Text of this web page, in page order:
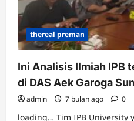
thereal preman
Ini Analisis Ilmiah IPB
di DAS Aek Garoga
admin 7 bulan ago 0
loading… Tim IPB University